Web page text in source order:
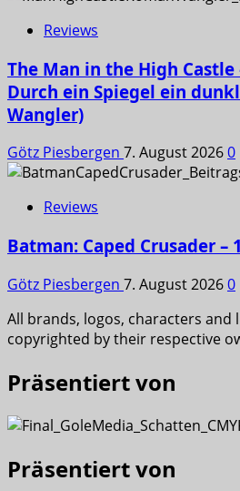
Reviews
The Man in the High Castle
Durch ein Spiegel ein
Wangler)
Götz Piesbergen 7. August 20260
Reviews
Batman: Caped Crusader –
Götz Piesbergen 7. August 20260
All brands, logos, characters and
copyrighted by their respective
Präsentiert von
Präsentiert von